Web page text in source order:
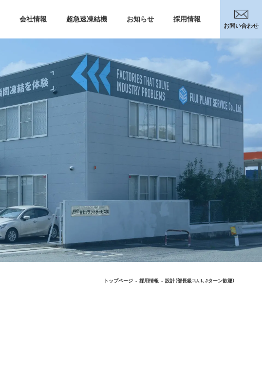
会社情報 超急速凍結機 お知らせ 採用情報
お問い合わせ
トップページ 採用情報 設計（部長級：U、I、Jターン歓迎）